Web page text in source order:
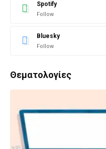
Spotify
Follow
Bluesky
Follow
Θεματολογίες